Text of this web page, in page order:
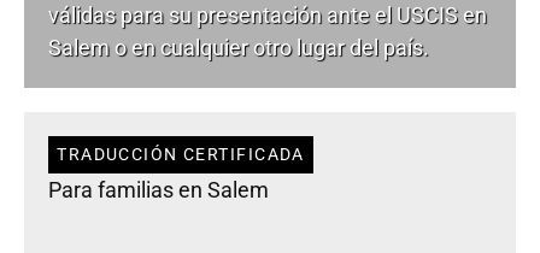
válidas para su presentación ante el USCIS en
Salem o en cualquier otro lugar del país.
TRADUCCIÓN CERTIFICADA
Para familias en Salem